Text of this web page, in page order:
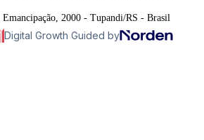
2000 - Tupandi/RS - Brasil
Digital Growth Guided by